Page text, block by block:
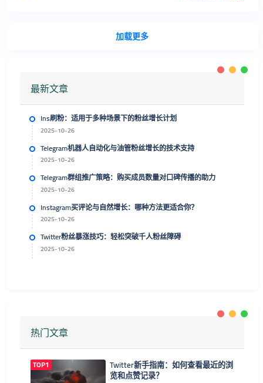
加载更多
最新文章
Ins刷粉：适用于多种场景下的粉丝增长计划
2025-10-26
Telegram机器人自动化与油管粉丝增长的技术支持
2025-10-26
Telegram群组推广策略：购买成员数量对口碑传播的助力
2025-10-26
Instagram买评论与自然增长：哪种方法更适合你？
2025-10-26
Twitter粉丝暴涨技巧：轻松突破千人粉丝障碍
2025-10-26
热门文章
TOP1 Twitter新手指南：如何查看最近的浏
览和点赞记录？